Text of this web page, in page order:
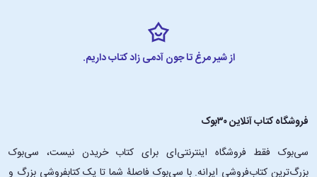
از شیر مرغ تا جون آدمی زاد کتاب داریم.
فروشگاه کتاب آنلاین ۳۰بوک
سی‌بوک فقط فروشگاه اینترنتی‌ای برای کتاب خریدن نیست، سی‌بوک
بزرگ‌ترین کتاب‌فروشی ایرانه. با سی‌بوک فاصلۀ شما تا یک کتابفروشی بزرگ و